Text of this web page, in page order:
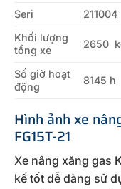
Seri
211004
Khối lượng
tổng xe
2650
Số giờ hoạt
động
8145 h
Hình ảnh xe
FG15T-21
Xe nâng xăng gas
kế tốt dễ dàng sử